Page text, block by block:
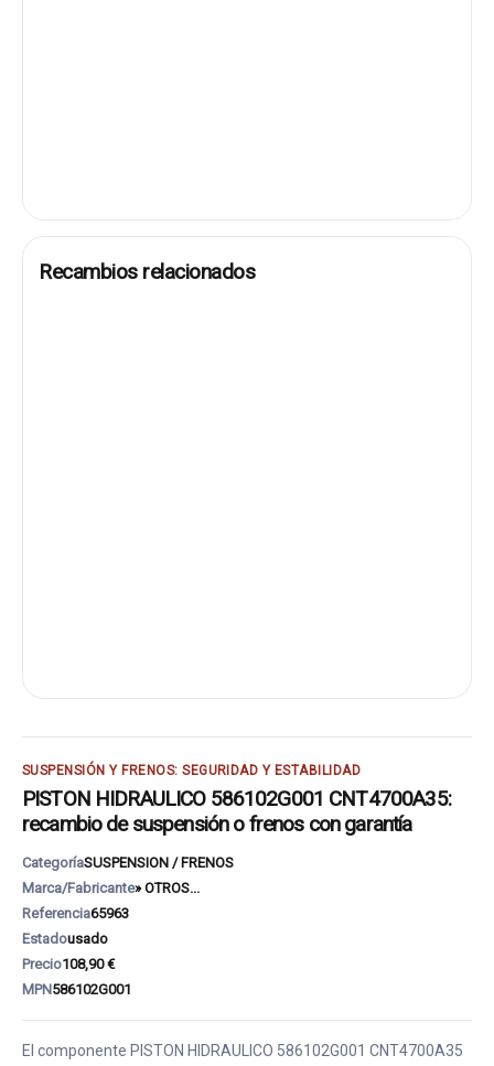
Recambios relacionados
SUSPENSIÓN Y FRENOS: SEGURIDAD Y ESTABILIDAD
PISTON HIDRAULICO 586102G001 CNT4700A35:
recambio de suspensión o frenos con garantía
CategoríaSUSPENSION / FRENOS
Marca/Fabricante» OTROS...
Referencia65963
Estadousado
Precio108,90 €
MPN586102G001
El componente PISTON HIDRAULICO 586102G001 CNT4700A35